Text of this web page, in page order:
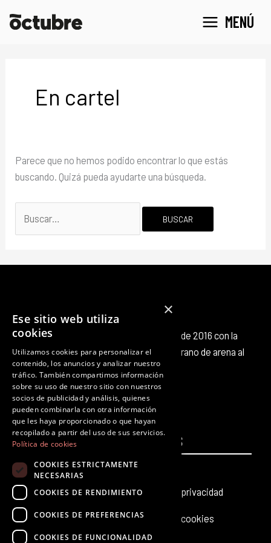
MENÚ
En cartel
Parece que no hemos podido encontrar lo que estás
buscando. Quizá pueda ayudarte una búsqueda.
por:
Octubre Producciones nace en octubre de 2016 con la
intención de aportar nuestro pequeño grano de arena al
panorama cultural existente.
F
a
c
e
b
o
k
T
w
i
t
t
r
I
n
s
t
a
r
a
m
Y
o
u
t
u
e
L
i
n
k
e
i
T
k
o
PÁGINAS
Inicio
Producciones teatrales
Últimas noticias
LEGALES
Aviso legal
Política de privacidad
Política de cookies
×
Ese sitio web utiliza
cookies
Utilizamos cookies para personalizar el
contenido, los anuncios y analizar nuestro
tráfico. También compartimos información
sobre su uso de nuestro sitio con nuestros
socios de publicidad y análisis, quienes
pueden combinarla con otra información
que les haya proporcionado o que hayan
recopilado a partir del uso de sus servicios.
Política de cookies
COOKIES ESTRICTAMENTE
NECESARIAS
COOKIES DE RENDIMIENTO
COOKIES DE PREFERENCIAS
COOKIES DE FUNCIONALIDAD